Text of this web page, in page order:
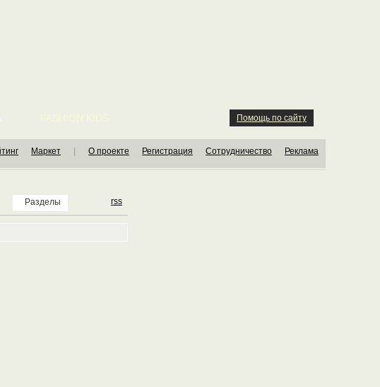
Помощь по сайту
Маркет О проекте Регистрация Сотрудничество Реклама
Разделы rss